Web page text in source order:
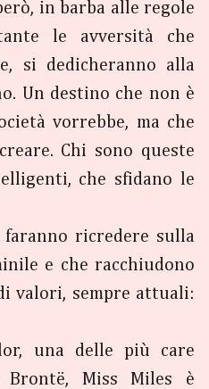
in barba alle regole
le avversità che
si dedicheranno alla
Un destino che non è
vorrebbe, ma che
Chi sono queste
che sfidano le
ricredere sulla
e che racchiudono
valori, sempre attuali:
una delle più care
Brontë, Miss Miles è